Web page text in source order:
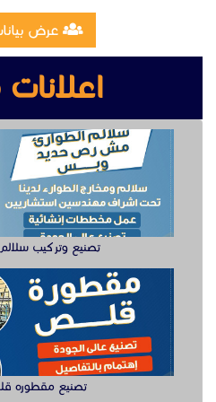
عرض
تصنيع وتركيب
تصنيع مقطوره